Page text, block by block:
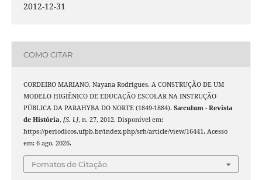
2012-12-31
COMO CITAR
CORDEIRO MARIANO, Nayana Rodrigues. A CONSTRUÇÃO DE UM
MODELO HIGIÊNICO DE EDUCAÇÃO ESCOLAR NA INSTRUÇÃO
PÚBLICA DA PARAHYBA DO NORTE (1849-1884). Sæculum - Revista
de História, [S. l.], n. 27, 2012. Disponível em:
https://periodicos.ufpb.br/index.php/srh/article/view/16441. Acesso
em: 6 ago. 2026.
Fomatos de Citação